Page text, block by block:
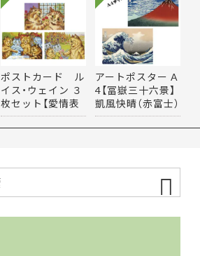
ポストカード ル
イス・ウェイン ３
枚セット【愛情表
現・…
アートポスター A
4【冨嶽三十六景】
凱風快晴（赤富士）
…